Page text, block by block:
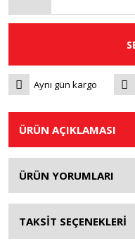
Aynı gün kargo
ÜRÜN AÇIKLAMASI
ÜRÜN YORUMLARI
TAKSİT SEÇENEKLERİ